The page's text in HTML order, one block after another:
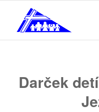
Darček